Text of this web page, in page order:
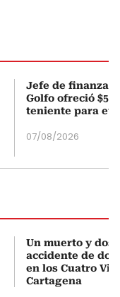
Jefe de finanzas
Golfo ofreció
teniente para
07/08/2026
Un muerto y dos
accidente de
en los Cuatro
Cartagena